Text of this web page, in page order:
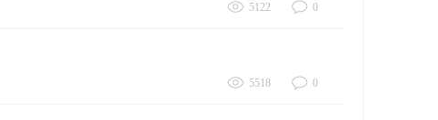
5122 0
5518 0